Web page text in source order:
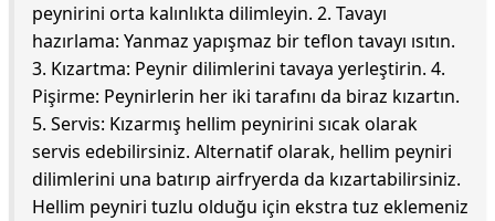
peynirini orta kalınlıkta dilimleyin. 2. Tavayı
hazırlama: Yanmaz yapışmaz bir teflon tavayı ısıtın.
3. Kızartma: Peynir dilimlerini tavaya yerleştirin. 4.
Pişirme: Peynirlerin her iki tarafını da biraz kızartın.
5. Servis: Kızarmış hellim peynirini sıcak olarak
servis edebilirsiniz. Alternatif olarak, hellim peyniri
dilimlerini una batırıp airfryerda da kızartabilirsiniz.
Hellim peyniri tuzlu olduğu için ekstra tuz eklemeniz